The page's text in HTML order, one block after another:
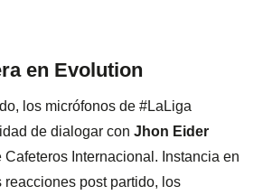
en Evolution
los micrófonos de #LaLiga
de dialogar con Jhon Eider
Cafeteros Internacional. Instancia en
reacciones post partido, los